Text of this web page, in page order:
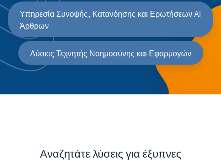
Υπηρεσία Συνοψής, Κατανόησης και Ερωτήσεων AI
Άρθρων
Λύσεις Τεχνητής Νοημοσύνης και Εφαρμογών
Αναζητάτε λύσεις για έξυπνες